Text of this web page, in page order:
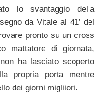
lo svantaggio della
da Vitale al 41′ del
pronto su un cross
mattatore di giornata,
ha lasciato scoperto
propria porta mentre
dei giorni migliiori.